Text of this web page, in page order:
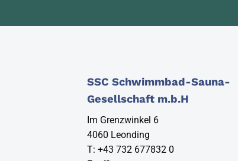
SSC Schwimmbad-Sauna-
Gesellschaft m.b.H
Im Grenzwinkel 6
4060 Leonding
T: +43 732 677832 0